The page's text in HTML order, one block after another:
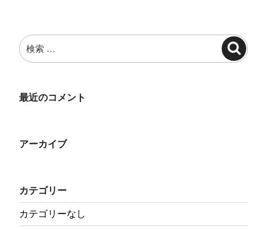
ン
検
索:
検
索
最近のコメント
アーカイブ
カテゴリー
カテゴリーなし